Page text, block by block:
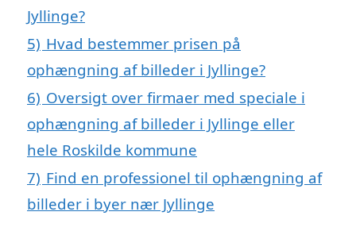
Jyllinge?
5) Hvad bestemmer prisen på
ophængning af billeder i Jyllinge?
6) Oversigt over firmaer med speciale i
ophængning af billeder i Jyllinge eller
hele Roskilde kommune
7) Find en professionel til ophængning af
billeder i byer nær Jyllinge